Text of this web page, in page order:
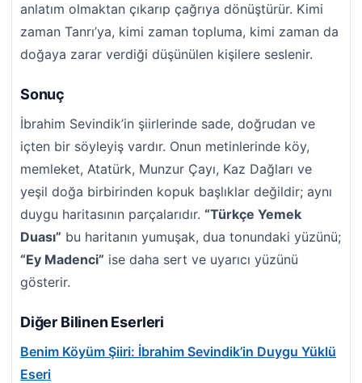
anlatım olmaktan çıkarıp çağrıya dönüştürür. Kimi
zaman Tanrı’ya, kimi zaman topluma, kimi zaman da
doğaya zarar verdiği düşünülen kişilere seslenir.
Sonuç
İbrahim Sevindik’in şiirlerinde sade, doğrudan ve
içten bir söyleyiş vardır. Onun metinlerinde köy,
memleket, Atatürk, Munzur Çayı, Kaz Dağları ve
yeşil doğa birbirinden kopuk başlıklar değildir; aynı
duygu haritasının parçalarıdır. “Türkçe Yemek
Duası” bu haritanın yumuşak, dua tonundaki yüzünü;
“Ey Madenci” ise daha sert ve uyarıcı yüzünü
gösterir.
Diğer Bilinen Eserleri
Benim Köyüm Şiiri: İbrahim Sevindik’in Duygu Yüklü
Eseri